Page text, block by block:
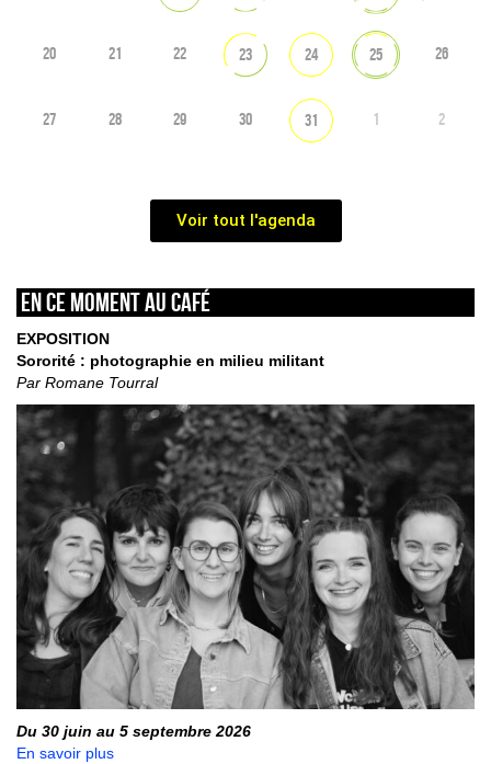
20 21 22 23 24 25 26
27 28 29 30 31 1 2
Voir tout l'agenda
En ce moment au café
EXPOSITION
Sororité : photographie en milieu militant
Par Romane Tourral
Du 30 juin au 5 septembre 2026
En savoir plus